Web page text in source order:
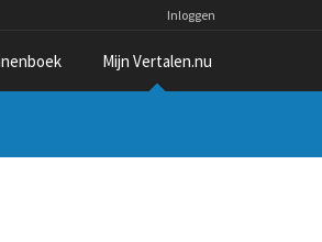
Inloggen
Mijn Vertalen.nu